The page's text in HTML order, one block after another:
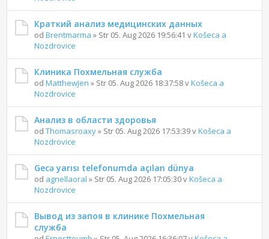
Краткий анализ медицинских данных
odBrentmarma » Str 05. Aug 2026 19:56:41 vKošeca a
Nozdrovice
Клиника Похмельная служба
odMatthewJen » Str 05. Aug 2026 18:37:58 vKošeca a
Nozdrovice
Анализ в области здоровья
odThomasroaxy» Str 05. Aug 2026 17:53:39 vKošeca a
Nozdrovice
Gecə yarısı telefonumda açılan dünya
od agnellaoral » Str 05. Aug 2026 17:05:30 vKošeca a
Nozdrovice
Вывод из запоя в клинике Похмельная
служба